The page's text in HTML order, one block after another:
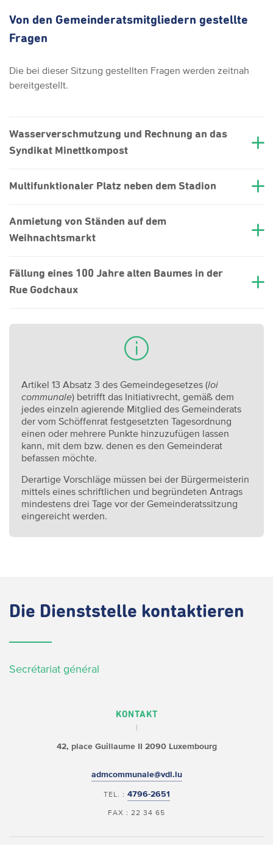
Von den Gemeinderatsmitgliedern gestellte
Fragen
Die bei dieser Sitzung gestellten Fragen werden zeitnah
bereitgestellt.
Wasserverschmutzung und Rechnung an das
Syndikat Minettkompost
Multifunktionaler Platz neben dem Stadion
Anmietung von Ständen auf dem
Weihnachtsmarkt
Fällung eines 100 Jahre alten Baumes in der
Rue Godchaux
Artikel 13 Absatz 3 des Gemeindegesetzes (loi
communale) betrifft das Initiativrecht, gemäß dem
jedes einzeln agierende Mitglied des Gemeinderats
der vom Schöffenrat festgesetzten Tagesordnung
einen oder mehrere Punkte hinzuzufügen lassen
kann, mit dem bzw. denen es den Gemeinderat
befassen möchte.
Derartige Vorschläge müssen bei der Bürgermeisterin
mittels eines schriftlichen und begründeten Antrags
mindestens drei Tage vor der Gemeinderatssitzung
eingereicht werden.
Die Dienststelle kontaktieren
Secrétariat général
KONTAKT
42, place Guillaume II 2090 Luxembourg
admcommunale@vdl.lu
TEL. : 4796-2651
FAX : 22 34 65